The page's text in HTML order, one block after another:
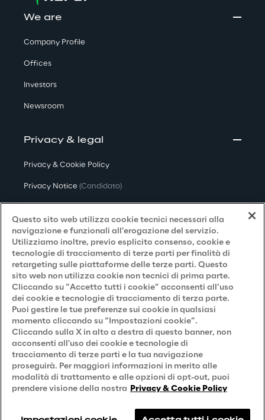
We are
Company Profile
Offices
Investors
Newsroom
Privacy & legal
Privacy & Cookie Policy
Privacy Notice (Candidato)
Privacy Notice(Fornitore)
Privacy Notice (Marketing)
Accessibilità
Careers
Contacts
Questo sito web utilizza cookie tecnici necessari alla
navigazione e funzionali all’erogazione del servizio.
Utilizziamo inoltre, previo esplicito consenso, cookie e
tecnologie di tracciamento di terze parti per finalità di
retargeting sulle piattaforme delle terze parti. Questo
sito web non utilizza cookie non tecnici di prima parte.
Cliccando su “Accetto tutti i cookie” acconsenti all’uso
dei cookie e tecnologie di tracciamento di terza parte.
Puoi gestire le tue preferenze sui cookie in qualsiasi
momento cliccando su “Impostazioni cookie”.
Cliccando sulla X in alto a destra di questo banner, non
acconsenti all'uso dei cookie e tecnologie di
tracciamento di terze parti e la tua navigazione
proseguirà. Per maggiori informazioni in merito alle
modalità di trattamento e alle opzioni di opt-out, puoi
prendere visione della nostra Privacy & Cookie Policy